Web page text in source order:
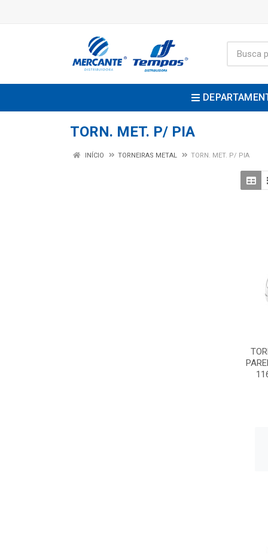
TORN. MET. P/ PIA
INÍCIO TORNEIRAS METAL TORN. MET. P/ PIA